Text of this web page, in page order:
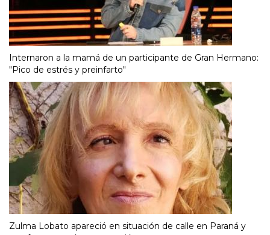
Internaron a la mamá de un participante de Gran Hermano:
"Pico de estrés y preinfarto"
Zulma Lobato apareció en situación de calle en Paraná y